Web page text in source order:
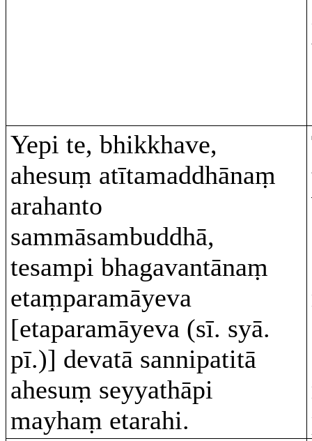
Yepi te, bhikkhave,
ahesuṃ atītamaddhānaṃ
arahanto
sammāsambuddhā,
tesampi bhagavantānaṃ
etaṃparamāyeva
[etaparamāyeva (sī. syā.
pī.)] devatā sannipatitā
ahesuṃ seyyathāpi
mayhaṃ etarahi.